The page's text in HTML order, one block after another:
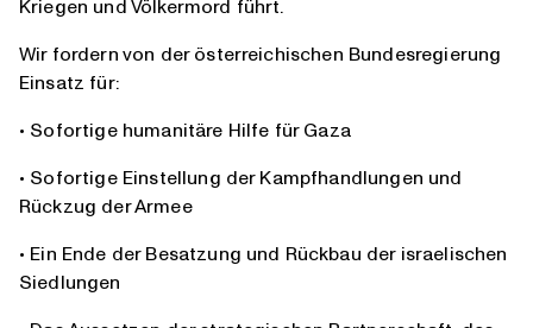
Kriegen und Völkermord führt.
Wir fordern von der österreichischen Bundesregierung
Einsatz für:
• Sofortige humanitäre Hilfe für Gaza
• Sofortige Einstellung der Kampfhandlungen und
Rückzug der Armee
• Ein Ende der Besatzung und Rückbau der israelischen
Siedlungen